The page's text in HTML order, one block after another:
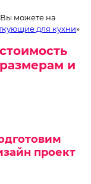
можете на
для кухни»
и
проект